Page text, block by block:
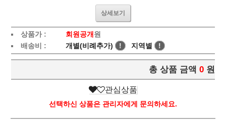
상세보기
상품가 : 회원공개 원
배송비 :
개별(비례추가) ! 지역별 !
총 상품 금액 0 원
관심상품
선택하신 상품은 관리자에게 문의하세요.